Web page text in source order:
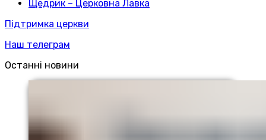
Щедрик – Церковна Лавка
Підтримка церкви
Наш телеграм
Останні новини